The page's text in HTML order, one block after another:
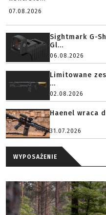
07.08.2026
Sightmark G-
Gl...
06.08.2026
Limitowane
...
02.08.2026
Haenel wraca
31.07.2026
WYPOSAŻENIE